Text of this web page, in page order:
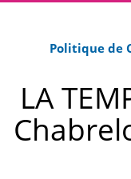
Politique de
LA